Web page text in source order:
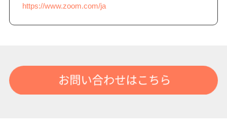
https://www.zoom.com/ja